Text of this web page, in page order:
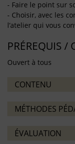
- Faire le point sur
- Choisir, avec les
l’atelier qui vous
PRÉREQUIS /
Ouvert à tous
CONTENU
MÉTHODES
ÉVALUATION